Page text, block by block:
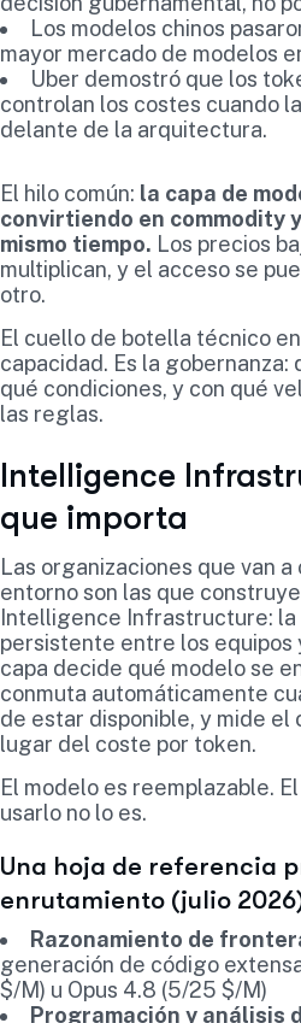
Los modelos chinos
mayor mercado de modelos
Uber demostró que los
controlan los costes cuando
delante de la arquitectura.
El hilo común: la capa de
convirtiendo en commodity
mismo tiempo. Los precios
multiplican, y el acceso se
otro.
El cuello de botella técnico
capacidad. Es la
qué condiciones, y con qué
las reglas.
Intelligence
que importa
Las organizaciones que van
entorno son las que
Intelligence Infrastructure: la
persistente entre los equipos
capa decide qué modelo se
conmuta automáticamente
de estar disponible, y mide el
lugar del coste por token.
El modelo es reemplazable.
usarlo no lo es.
Una hoja de referencia
enrutamiento (julio
Razonamiento de
generación de código
$/M) u Opus 4.8 (5/25 $/M)
Programación y análisis